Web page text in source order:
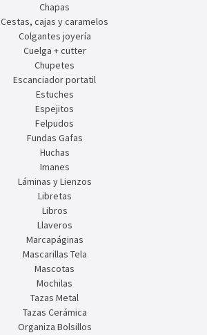
Chapas
Cestas, cajas y caramelos
Colgantes joyería
Cuelga + cutter
Chupetes
Escanciador portatil
Estuches
Espejitos
Felpudos
Fundas Gafas
Huchas
Imanes
Láminas y Lienzos
Libretas
Libros
Llaveros
Marcapáginas
Mascarillas Tela
Mascotas
Mochilas
Tazas Metal
Tazas Cerámica
Organiza Bolsillos